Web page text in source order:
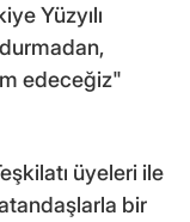
Yüzyılı
edeceğiz"
üyeleri ile
bir